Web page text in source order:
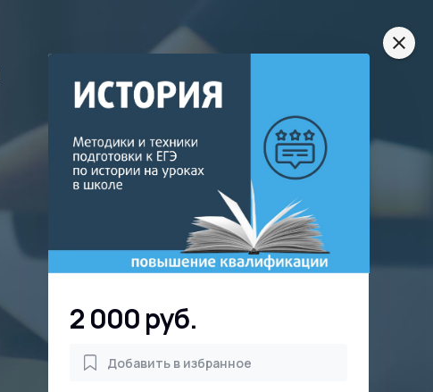
close
2 000 руб.
Добавить в избранное